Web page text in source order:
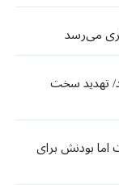
می‌رسد
تهدید سخت
اما بودنش برای